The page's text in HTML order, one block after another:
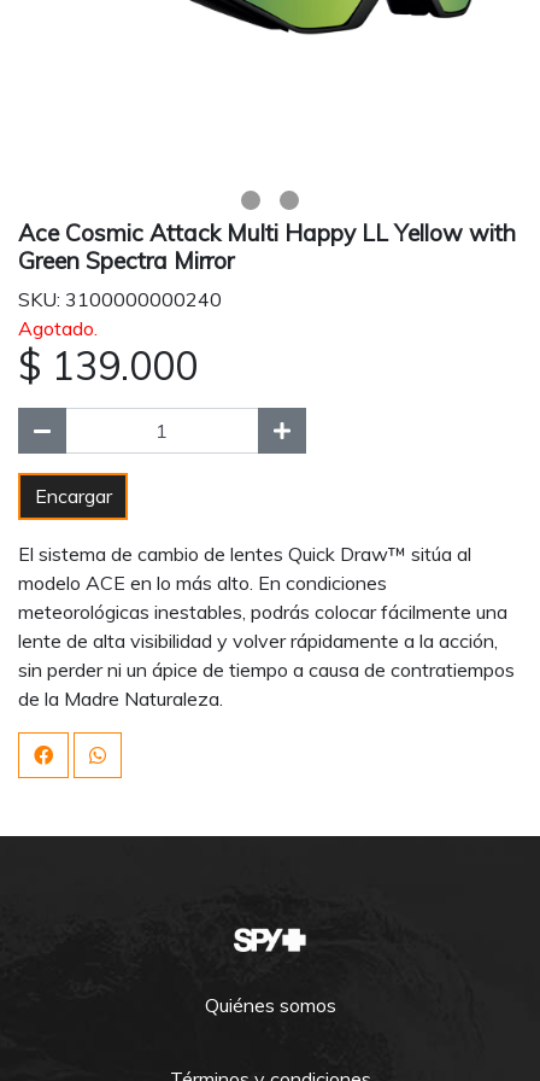
Ace Cosmic Attack Multi Happy LL Yellow with
Green Spectra Mirror
SKU: 3100000000240
Agotado.
$ 139.000
Encargar
El sistema de cambio de lentes Quick Draw™ sitúa al
modelo ACE en lo más alto. En condiciones
meteorológicas inestables, podrás colocar fácilmente una
lente de alta visibilidad y volver rápidamente a la acción,
sin perder ni un ápice de tiempo a causa de contratiempos
de la Madre Naturaleza.
Quiénes somos